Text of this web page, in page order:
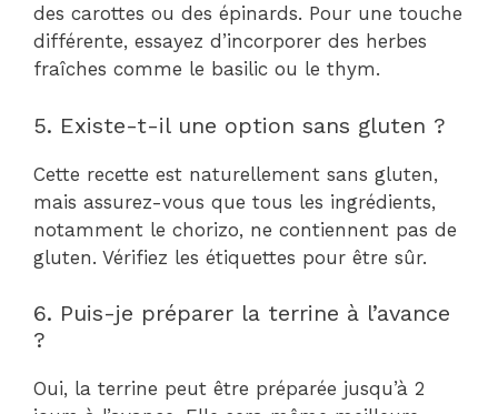
des carottes ou des épinards. Pour une touche
différente, essayez d’incorporer des herbes
fraîches comme le basilic ou le thym.
5. Existe-t-il une option sans gluten ?
Cette recette est naturellement sans gluten,
mais assurez-vous que tous les ingrédients,
notamment le chorizo, ne contiennent pas de
gluten. Vérifiez les étiquettes pour être sûr.
6. Puis-je préparer la terrine à l’avance
?
Oui, la terrine peut être préparée jusqu’à 2